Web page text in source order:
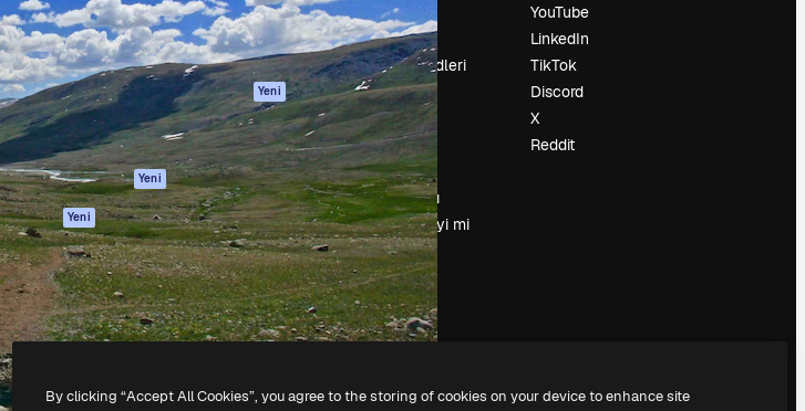
AI Görüntü
Oluşturucu
AI video
oluşturucu
AI ses oluşturucu
Stok içerik
Claude/ChatGPT
için MCP
Yeni
Ajanlar Yeni
API
Mobil Uygulama
Tüm Magnific
araçları
Destek
Kullanım Şartları
Gizlilik Politikası
Orijinaller Yeni
Çerez politikası
Güven merkezi
Satış ortakları
Kurumsal
Reviews
Kariyer
Arama trendleri
Blog
Olaylar
Slidesgo
İçerik satışı
Basın odası
Magnific.ai’yi mi
arıyorsun?
YouTube
LinkedIn
TikTok
Discord
X
Reddit
Her hakkı saklıdır
By clicking “Accept All Cookies”, you agree to the storing of cookies on your device to enhance site